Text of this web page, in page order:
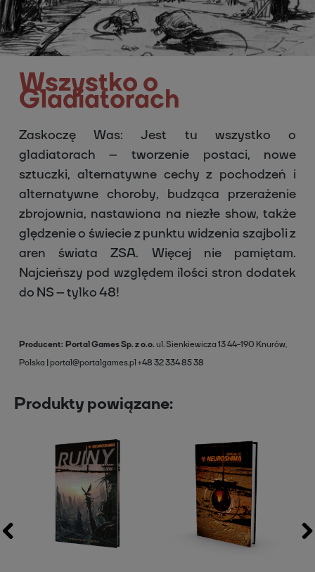
Wszystko o
Gladiatorach
Zaskoczę Was: Jest tu wszystko o
gladiatorach – tworzenie postaci, nowe
sztuczki, alternatywne cechy z pochodzeń i
alternatywne choroby, budząca przerażenie
zbrojownia, nastawiona na niezłe show, także
ględzenie o świecie z punktu widzenia szajboli z
aren świata ZSA. Więcej nie pamiętam.
Najcieńszy pod względem ilości stron dodatek
do NS – tylko 48!
Producent Portal Games Sp. z o.o.ul. Sienkiewicza 1344-190 Knurów,
Polska portal@portalgames.pl+48 32 334 85 38
Produkty powiązane: